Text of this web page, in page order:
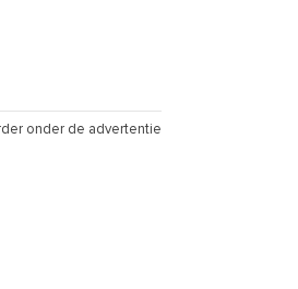
onder de advertentie